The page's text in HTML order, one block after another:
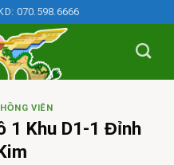
070.598.6666
VIÊN
1 Khu D1-1 Đỉnh